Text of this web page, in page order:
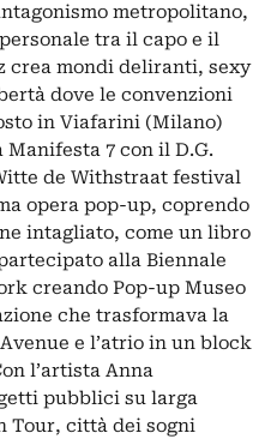
metropolitano,
tra il capo e il
crea mondi deliranti, sexy
dove le convenzioni
in Viafarini (Milano)
Manifesta 7 con il D.G.
de Withstraat festival
opera pop-up, coprendo
intagliato, come un libro
alla Biennale
creando Pop-up Museo
che trasformava la
e l’atrio in un block
l’artista Anna
pubblici su larga
Tour, città dei sogni